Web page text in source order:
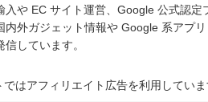
入や EC サイト運営、Google 公式認定
内外ガジェット情報や Google 系アプ
しています。
はアフィリエイト広告を利用していま